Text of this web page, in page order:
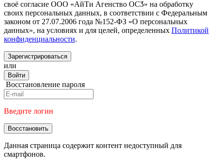
своё согласие ООО «АйТи Агенство ОСӠ» на обработку
своих персональных данных, в соответствии с Федеральным
законом от 27.07.2006 года №152-ФЗ «О персональных
данных», на условиях и для целей, определенных Политикой
конфиденциальности.
Зарегистрироваться
или
Войти
Восстановление пароля
Введите логин
Восстановить
Данная страница содержит контент недоступный для
смартфонов.